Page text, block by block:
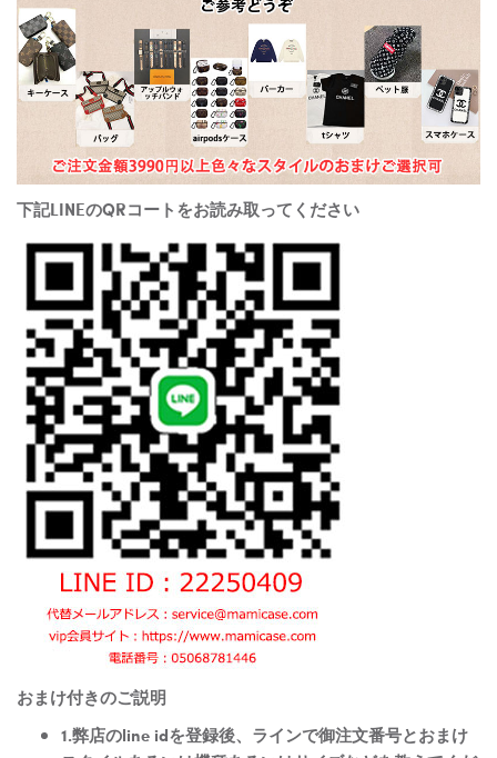
下記LINEのQRコートをお読み取ってください
おまけ付きのご説明
1.弊店のline idを登録後、ラインで御注文番号とおまけ